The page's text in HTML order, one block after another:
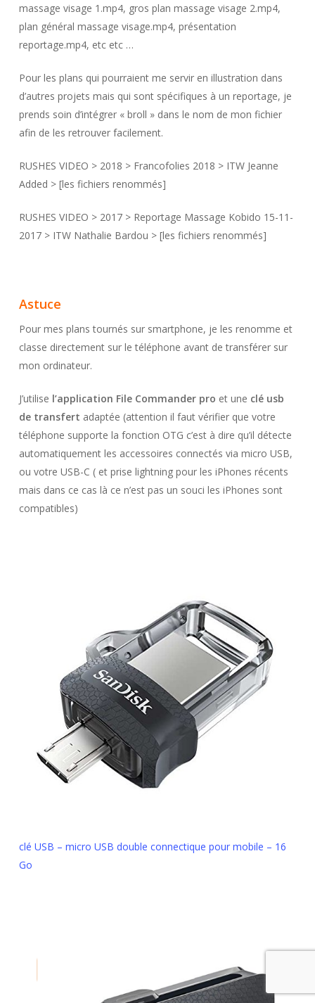
massage visage 1.mp4, gros plan massage visage 2.mp4,
plan général massage visage.mp4, présentation
reportage.mp4, etc etc …
Pour les plans qui pourraient me servir en illustration dans
d’autres projets mais qui sont spécifiques à un reportage, je
prends soin d’intégrer « broll » dans le nom de mon fichier
afin de les retrouver facilement.
RUSHES VIDEO > 2018 > Francofolies 2018 > ITW Jeanne
Added > [les fichiers renommés]
RUSHES VIDEO > 2017 > Reportage Massage Kobido 15-11-
2017 > ITW Nathalie Bardou > [les fichiers renommés]
Astuce
Pour mes plans tournés sur smartphone, je les renomme et
classe directement sur le téléphone avant de transférer sur
mon ordinateur.
J’utilise l’application File Commander pro et une clé usb
de transfert adaptée (attention il faut vérifier que votre
téléphone supporte la fonction OTG c’est à dire qu’il détecte
automatiquement les accessoires connectés via micro USB,
ou votre USB-C ( et prise lightning pour les iPhones récents
mais dans ce cas là ce n’est pas un souci les iPhones sont
compatibles)
clé USB – micro USB double connectique pour mobile – 16
Go